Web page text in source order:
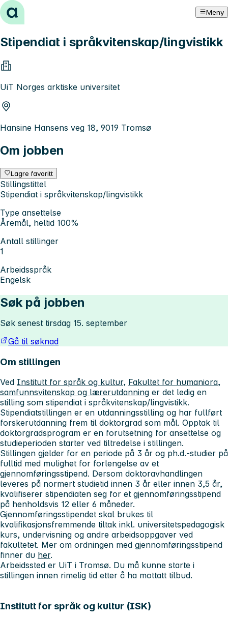
Hopp til innhold Meny
Stipendiat i språkvitenskap/lingvistikk
UiT Norges arktiske universitet
Hansine Hansens veg 18, 9019 Tromsø
Om jobben
Lagre favoritt
Stillingstittel
Stipendiat i språkvitenskap/lingvistikk
Type ansettelse
Åremål, heltid 100%
Antall stillinger
1
Arbeidsspråk
Engelsk
Søk på jobben
Søk senest tirsdag 15. september
Gå til søknad
Om stillingen
Ved Institutt for språk og kultur, Fakultet for humaniora,
samfunnsvitenskap og lærerutdanning er det ledig en
stilling som stipendiat i språkvitenskap/lingvistikk.
Stipendiatstillingen er en utdanningsstilling og har fullført
forskerutdanning frem til doktorgrad som mål. Opptak til
doktorgradsprogram er en forutsetning for ansettelse og
studieperioden starter ved tiltredelse i stillingen.
Stillingen gjelder for en periode på 3 år og ph.d.-studier på
fulltid med mulighet for forlengelse av et
gjennomføringsstipend. Dersom doktoravhandlingen
leveres på normert studietid innen 3 år eller innen 3,5 år,
kvalifiserer stipendiaten seg for et gjennomføringsstipend
på henholdsvis 12 eller 6 måneder.
Gjennomføringsstipendet skal brukes til
kvalifikasjonsfremmende tiltak inkl. universitetspedagogisk
kurs, undervisning og andre arbeidsoppgaver ved
fakultetet. Mer om ordningen med gjennomføringsstipend
finner du her.
Arbeidssted er UiT i Tromsø. Du må kunne starte i
stillingen innen rimelig tid etter å ha mottatt tilbud.
Institutt for språk og kultur (ISK)